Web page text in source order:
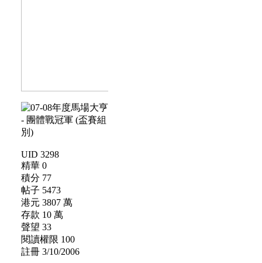
UID 3298
精華 0
積分 77
帖子 5473
港元 3807 萬
存款 10 萬
聲望 33
閱讀權限 100
註冊 3/10/2006